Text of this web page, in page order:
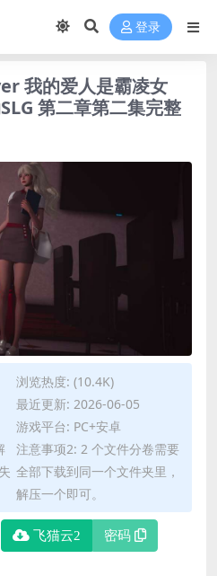
登录
我的爱人是霸凌女
第二章第二集完整
浏览热度: (10.4K)
最近更新: 2026-06-05
游戏平台: PC+安卓
注意事项2: 2 个文件分卷需要
全部下载到同一个文件夹里，
解压一个即可。
飞猫云2 密码